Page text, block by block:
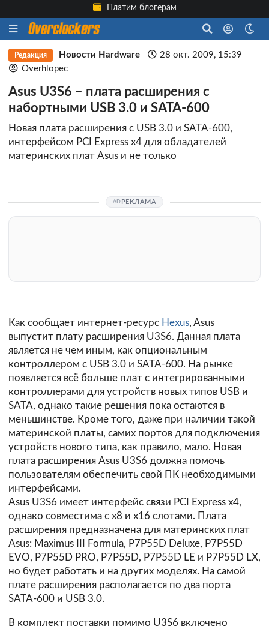
Платим блогерам
Редакция Новости Hardware
28 окт. 2009, 15:39
Overhlopec
Asus U3S6 – плата расширения с
набортными USB 3.0 и SATA-600
Новая плата расширения с USB 3.0 и SATA-600,
интерфейсом PCI Express x4 для обладателей
материнских плат Asus и не только
РЕКЛАМА
Как сообщает интернет-ресурс Hexus, Asus
выпустит плату расширения U3S6. Данная плата
является не чем иным, как опциональным
контроллером с USB 3.0 и SATA-600. На рынке
появляется всё больше плат с интегрированными
контроллерами для устройств новых типов USB и
SATA, однако такие решения пока остаются в
меньшинстве. Кроме того, даже при наличии такой
материнской платы, самих портов для подключения
устройств нового типа, как правило, мало. Новая
плата расширения Asus U3S6 должна помочь
пользователям обеспечить свой ПК необходимыми
интерфейсами.
Asus U3S6 имеет интерфейс связи PCI Express x4,
однако совместима с х8 и х16 слотами. Плата
расширения предназначена для материнских плат
Asus: Maximus III Formula, P7P55D Deluxe, P7P55D
EVO, P7P55D PRO, P7P55D, P7P55D LE и P7P55D LX,
но будет работать и на других моделях. На самой
плате расширения располагается по два порта
SATA-600 и USB 3.0.
В комплект поставки помимо U3S6 включено